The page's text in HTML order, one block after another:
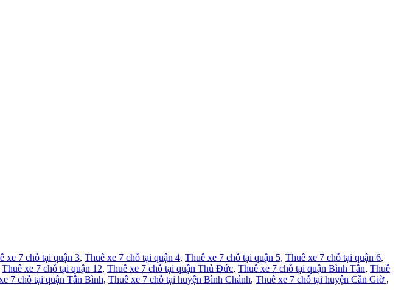
xe 7 chỗ tại quận 3, Thuê xe 7 chỗ tại quận 4, Thuê xe 7 chỗ tại quận 5, Thuê xe 7 chỗ tại quận 6,
Thuê xe 7 chỗ tại quận 12, Thuê xe 7 chỗ tại quận Thủ Đức, Thuê xe 7 chỗ tại quận Bình Tân, Thuê
7 chỗ tại quận Tân Bình, Thuê xe 7 chỗ tại huyện Bình Chánh, Thuê xe 7 chỗ tại huyện Cần Giờ ,